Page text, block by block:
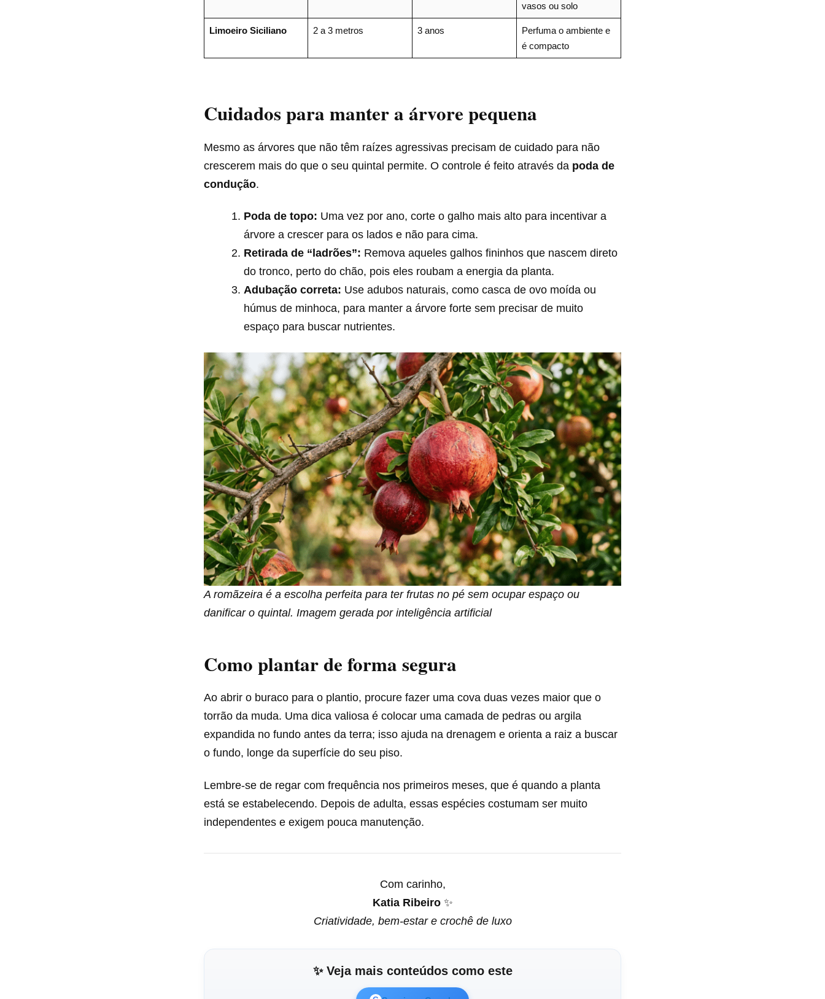
vasos ou solo
Limoeiro Siciliano 2 a 3 metros 3 anos
Perfuma o ambiente e
é compacto
Cuidados para manter a árvore pequena
Mesmo as árvores que não têm raízes agressivas precisam de cuidado para não
crescerem mais do que o seu quintal permite. O controle é feito através da poda de
condução.
Poda de topo: Uma vez por ano, corte o galho mais alto para incentivar a
árvore a crescer para os lados e não para cima.
Retirada de “ladrões”: Remova aqueles galhos fininhos que nascem direto
do tronco, perto do chão, pois eles roubam a energia da planta.
Adubação correta: Use adubos naturais, como casca de ovo moída ou
húmus de minhoca, para manter a árvore forte sem precisar de muito
espaço para buscar nutrientes.
A romãzeira é a escolha perfeita para ter frutas no pé sem ocupar espaço ou
danificar o quintal. Imagem gerada por inteligência artificial
Como plantar de forma segura
Ao abrir o buraco para o plantio, procure fazer uma cova duas vezes maior que o
torrão da muda. Uma dica valiosa é colocar uma camada de pedras ou argila
expandida no fundo antes da terra; isso ajuda na drenagem e orienta a raiz a buscar
o fundo, longe da superfície do seu piso.
Lembre-se de regar com frequência nos primeiros meses, que é quando a planta
está se estabelecendo. Depois de adulta, essas espécies costumam ser muito
independentes e exigem pouca manutenção.
Com carinho,
Katia Ribeiro✨
Criatividade, bem-estar e crochê de luxo
✨ Veja mais conteúdos como este